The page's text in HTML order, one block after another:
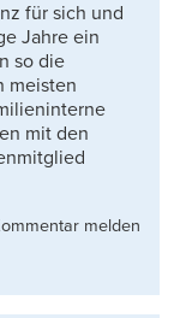
für sich und
Jahre ein
so die
meisten
mit den
melden